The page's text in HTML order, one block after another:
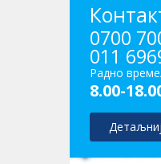
0700
011
Радно
8.00-